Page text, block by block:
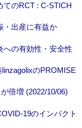
てのRCT : C-STICH
・出産に有益か
への有効性・安全性
のPROMISE
倍増 (2022/10/06)
19のインパクト